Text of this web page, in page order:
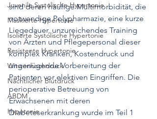
Juvenile Systolische Hypertonie
Maskierte Hypertonie
Isolierte Systolische Hypertonie
Resistente Hypertonie
Witwenhochdruck
Nächtlicher Blutdruck
ABDM
Hypotonie
sind deren häufige Multimorbidität, die
notwendige Polypharmazie, eine kurze
Liegedauer, unzureichendes Training
von Ärzten und Pflegepersonal dieser
komplex Kranken, Kostendruck und
ungenügende Vorbereitung der
Patienten vor elektiven Eingriffen. Die
perioperative Betreuung von
Erwachsenen mit deren
Diabeteserkrankung wurde im Teil 1